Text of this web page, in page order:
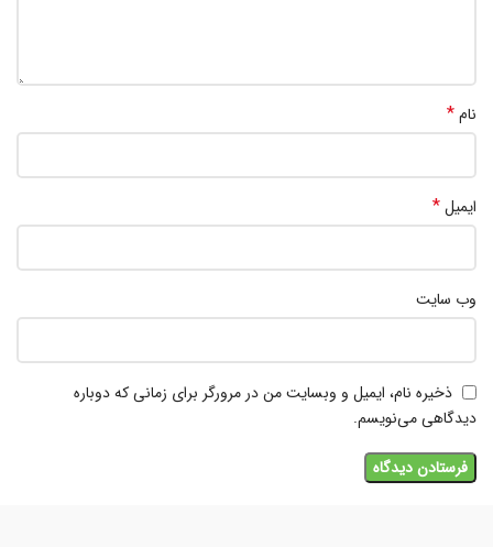
نام*
ایمیل*
وب‌ سایت
ذخیره نام، ایمیل و وبسایت من در مرورگر برای زمانی که دوباره
دیدگاهی می‌نویسم.